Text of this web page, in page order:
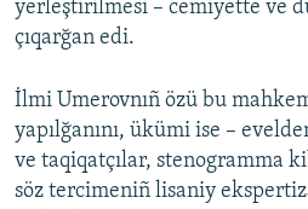
yerleştirilmesi – cemiyette ve
çıqarğan edi.
İlmi Umerovnıñ özü bu
yapılğanını, ükümi ise –
ve taqiqatçılar, stenogramma
söz tercimeniñ lisaniy